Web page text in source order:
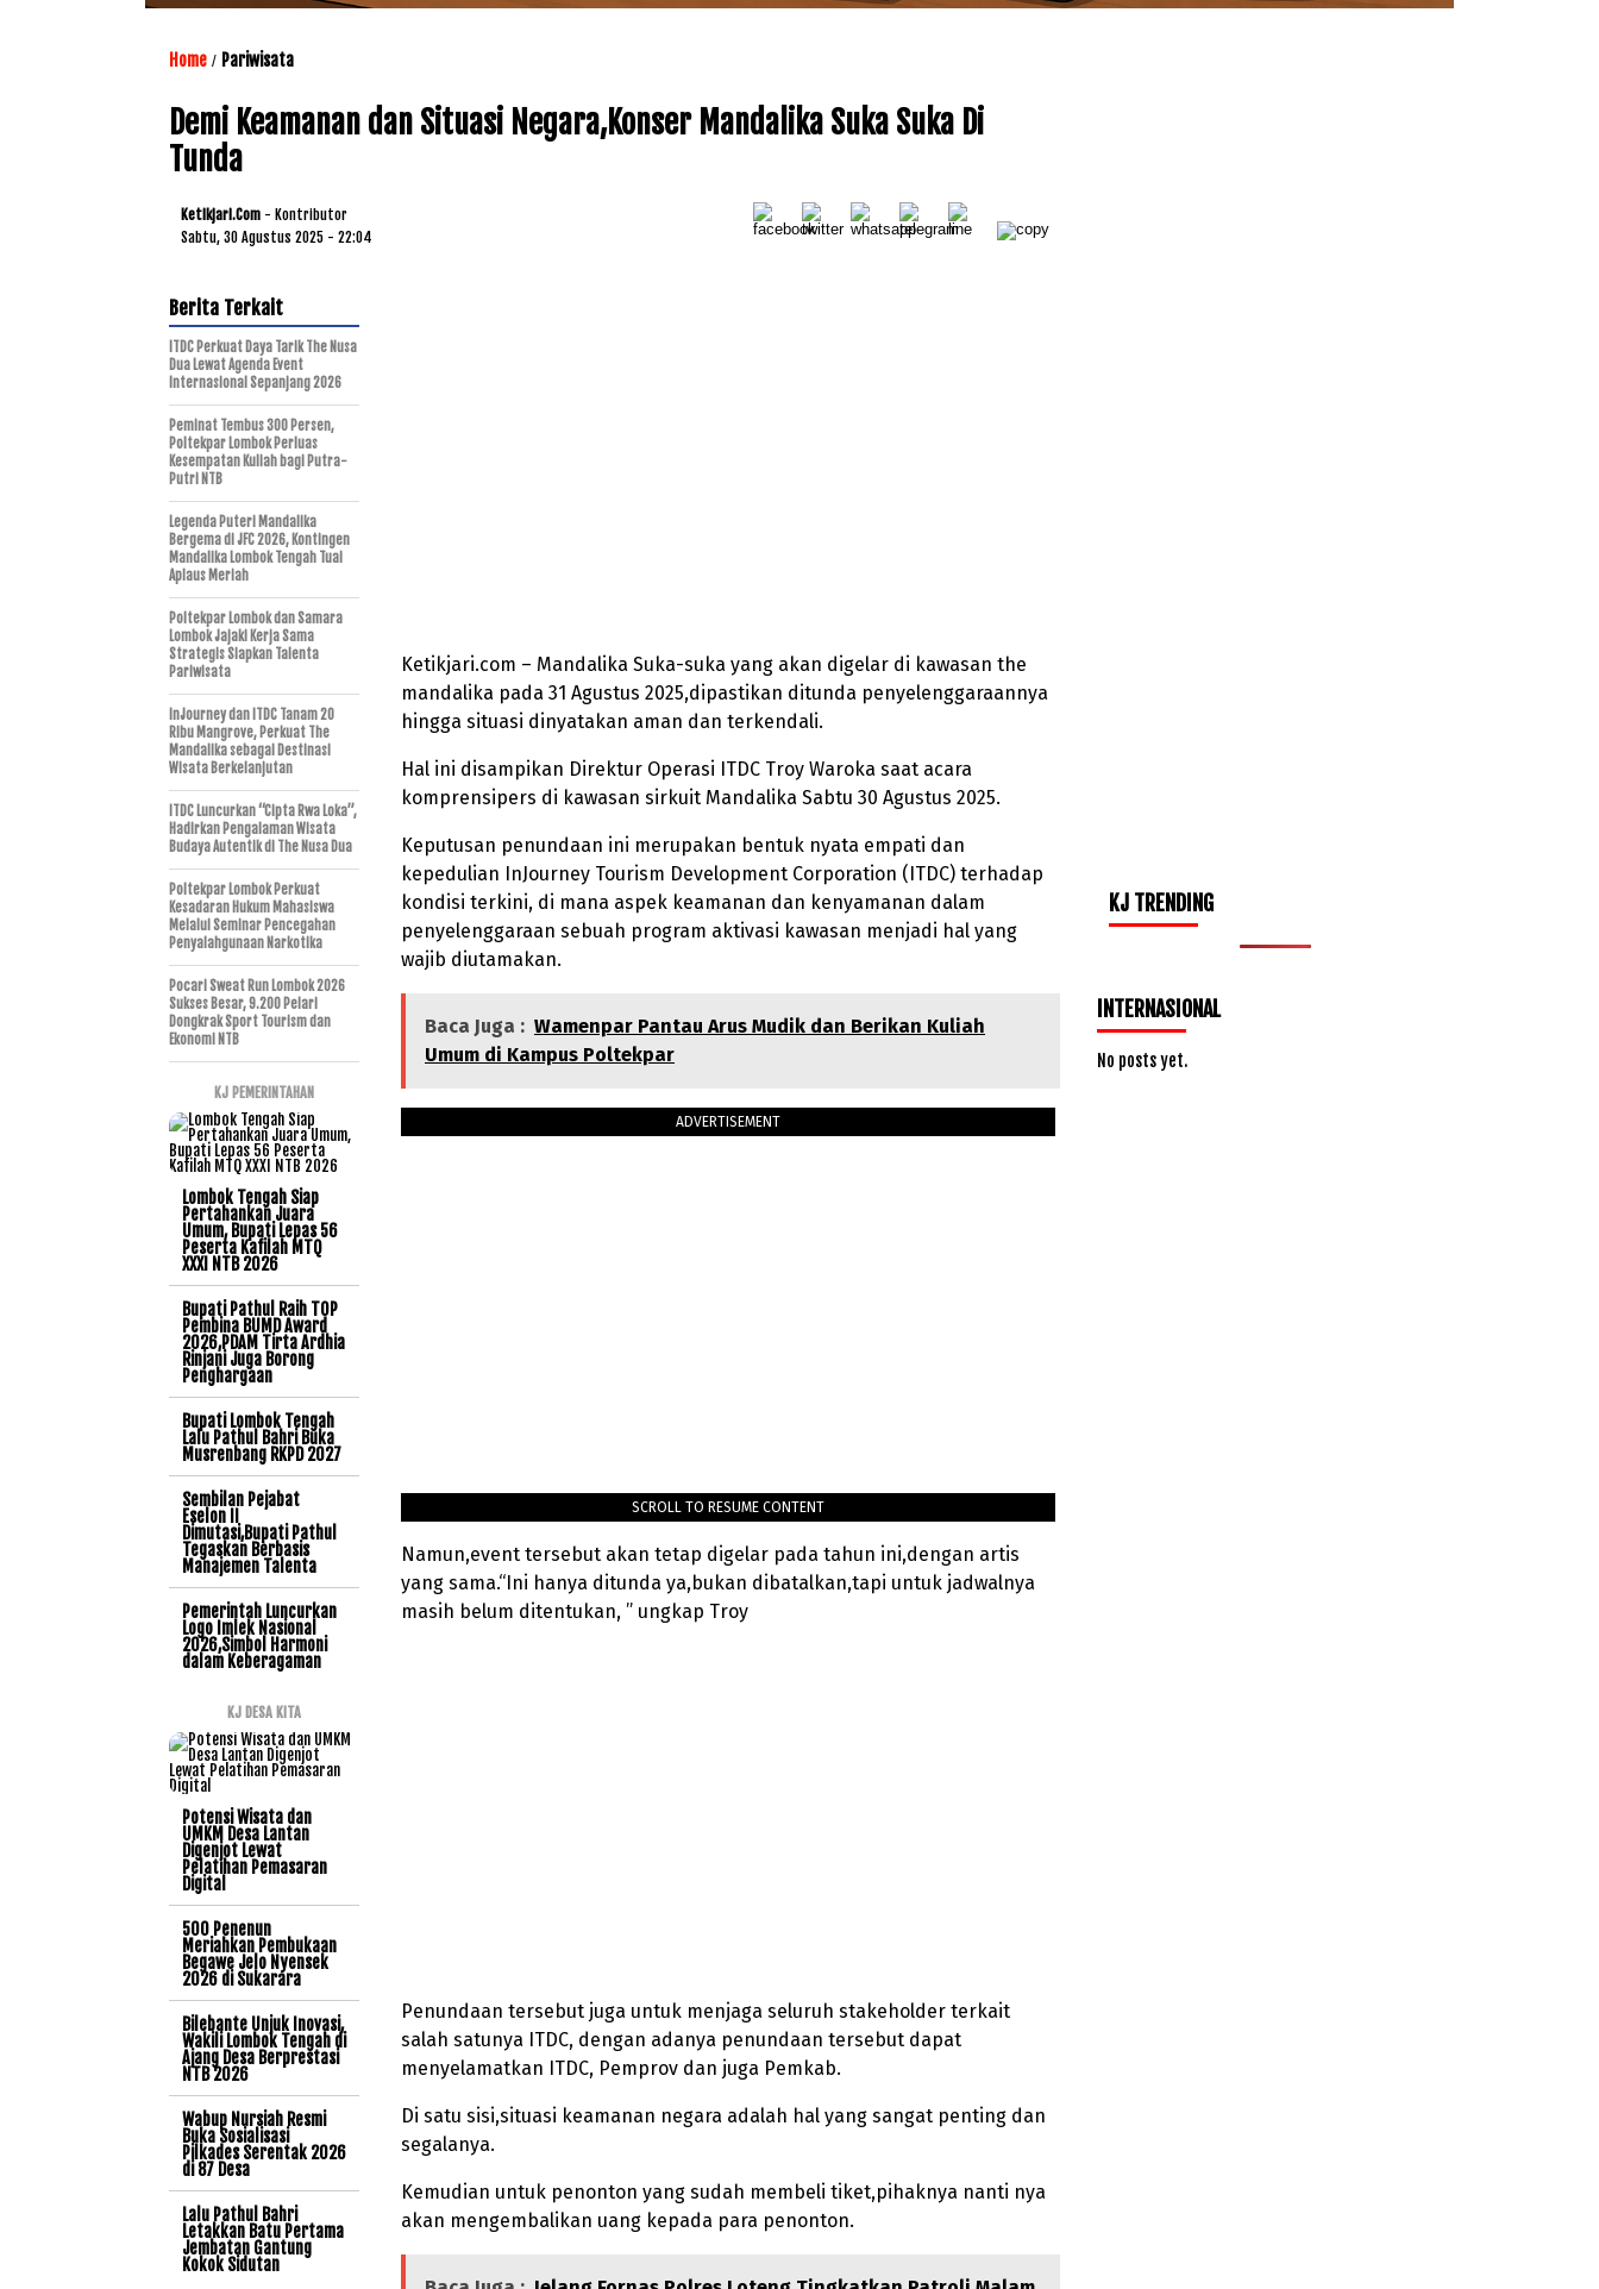
Home / Pariwisata
Demi Keamanan dan Situasi Negara,Konser Mandalika Suka Suka Di
Tunda
Ketikjari.com - Kontributor
Sabtu, 30 Agustus 2025 - 22:04
Ketikjari.com – Mandalika Suka-suka yang akan digelar di kawasan the
mandalika pada 31 Agustus 2025,dipastikan ditunda penyelenggaraannya
hingga situasi dinyatakan aman dan terkendali.
Hal ini disampikan Direktur Operasi ITDC Troy Waroka saat acara
komprensipers di kawasan sirkuit Mandalika Sabtu 30 Agustus 2025.
Keputusan penundaan ini merupakan bentuk nyata empati dan
kepedulian InJourney Tourism Development Corporation (ITDC) terhadap
kondisi terkini, di mana aspek keamanan dan kenyamanan dalam
penyelenggaraan sebuah program aktivasi kawasan menjadi hal yang
wajib diutamakan.
Baca Juga : Wamenpar Pantau Arus Mudik dan Berikan Kuliah
Umum di Kampus Poltekpar
ADVERTISEMENT
SCROLL TO RESUME CONTENT
Namun,event tersebut akan tetap digelar pada tahun ini,dengan artis
yang sama.“Ini hanya ditunda ya,bukan dibatalkan,tapi untuk jadwalnya
masih belum ditentukan, ” ungkap Troy
Penundaan tersebut juga untuk menjaga seluruh stakeholder terkait
salah satunya ITDC, dengan adanya penundaan tersebut dapat
menyelamatkan ITDC, Pemprov dan juga Pemkab.
Di satu sisi,situasi keamanan negara adalah hal yang sangat penting dan
segalanya.
Kemudian untuk penonton yang sudah membeli tiket,pihaknya nanti nya
akan mengembalikan uang kepada para penonton.
Berita Terkait
ITDC Perkuat Daya Tarik The Nusa
Dua Lewat Agenda Event
Internasional Sepanjang 2026
Peminat Tembus 300 Persen,
Poltekpar Lombok Perluas
Kesempatan Kuliah bagi Putra-
Putri NTB
Legenda Puteri Mandalika
Bergema di JFC 2026, Kontingen
Mandalika Lombok Tengah Tuai
Aplaus Meriah
Poltekpar Lombok dan Samara
Lombok Jajaki Kerja Sama
Strategis Siapkan Talenta
Pariwisata
InJourney dan ITDC Tanam 20
Ribu Mangrove, Perkuat The
Mandalika sebagai Destinasi
Wisata Berkelanjutan
ITDC Luncurkan “Cipta Rwa Loka”,
Hadirkan Pengalaman Wisata
Budaya Autentik di The Nusa Dua
Poltekpar Lombok Perkuat
Kesadaran Hukum Mahasiswa
Melalui Seminar Pencegahan
Penyalahgunaan Narkotika
Pocari Sweat Run Lombok 2026
Sukses Besar, 9.200 Pelari
Dongkrak Sport Tourism dan
Ekonomi NTB
KJ PEMERINTAHAN
Lombok Tengah Siap
Pertahankan Juara
Umum, Bupati Lepas 56
Peserta Kafilah MTQ
XXXI NTB 2026
Bupati Pathul Raih TOP
Pembina BUMD Award
2026,PDAM Tirta Ardhia
Rinjani Juga Borong
Penghargaan
Bupati Lombok Tengah
Lalu Pathul Bahri Buka
Musrenbang RKPD 2027
Sembilan Pejabat
Eselon II
Dimutasi,Bupati Pathul
Tegaskan Berbasis
Manajemen Talenta
Pemerintah Luncurkan
Logo Imlek Nasional
2026,Simbol Harmoni
dalam Keberagaman
KJ DESA KITA
Potensi Wisata dan
UMKM Desa Lantan
Digenjot Lewat
Pelatihan Pemasaran
Digital
500 Penenun
Meriahkan Pembukaan
Begawe Jelo Nyensek
2026 di Sukarara
Bilebante Unjuk Inovasi,
Wakili Lombok Tengah di
Ajang Desa Berprestasi
NTB 2026
Wabup Nursiah Resmi
Buka Sosialisasi
Pilkades Serentak 2026
di 87 Desa
Lalu Pathul Bahri
Letakkan Batu Pertama
Jembatan Gantung
Kokok Sidutan
KJ TRENDING
INTERNASIONAL
No posts yet.